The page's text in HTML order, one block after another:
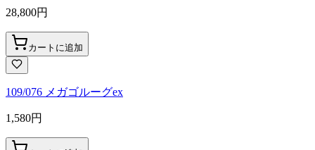
28,800円
カートに追加
109/076 メガゴルーグex
1,580円